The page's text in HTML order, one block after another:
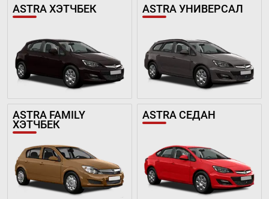
ASTRA ХЭТЧБЕК ASTRA УНИВЕРСАЛ
ASTRA FAMILY
ХЭТЧБЕК
ASTRA СЕДАН